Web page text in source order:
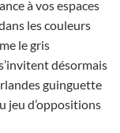
à vos espaces
les couleurs
le gris
désormais
guinguette
jeu d’oppositions